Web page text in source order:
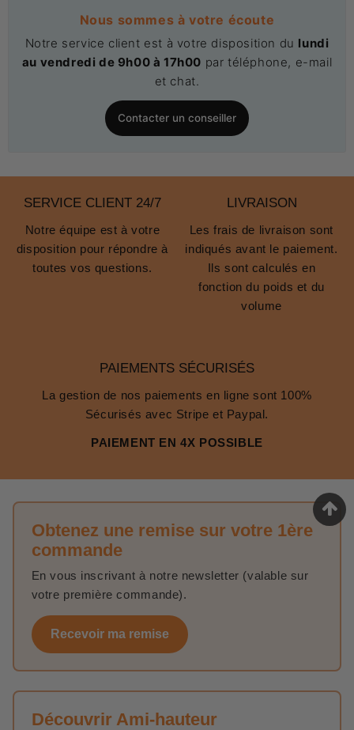
Nous sommes à votre écoute
Notre service client est à votre disposition du lundi
au vendredi de 9h00 à 17h00 par téléphone, e-mail
et chat.
Contacter un conseiller
SERVICE CLIENT 24/7
Notre équipe est à votre
disposition pour répondre à
toutes vos questions.
LIVRAISON
Les frais de livraison sont
indiqués avant le paiement.
Ils sont calculés en
fonction du poids et du
volume
PAIEMENTS SÉCURISÉS
La gestion de nos paiements en ligne sont 100%
Sécurisés avec Stripe et Paypal.
PAIEMENT EN 4X POSSIBLE
Obtenez une remise sur votre 1ère
commande
En vous inscrivant à notre newsletter (valable sur
votre première commande).
Recevoir ma remise
Découvrir Ami-hauteur